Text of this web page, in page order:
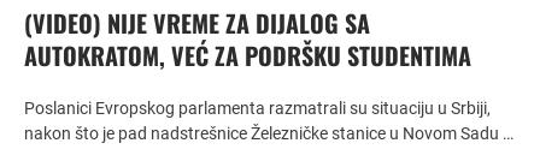
(VIDEO) NIJE VREME ZA DIJALOG SA
AUTOKRATOM, VEĆ ZA PODRŠKU STUDENTIMA
Poslanici Evropskog parlamenta razmatrali su situaciju u Srbiji,
nakon što je pad nadstrešnice Železničke stanice u Novom Sadu …